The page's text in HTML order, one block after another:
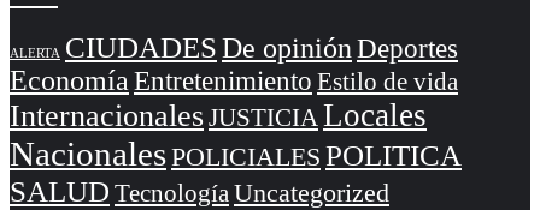
ALERTA CIUDADESDe opinión Deportes
Economía Entretenimiento Estilo de vida
InternacionalesJUSTICIA Locales
NacionalesPOLICIALES POLITICA
SALUD Tecnología Uncategorized